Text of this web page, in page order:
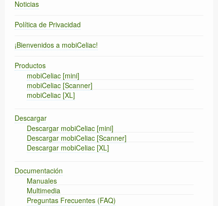
Noticias
Política de Privacidad
¡Bienvenidos a mobiCeliac!
Productos
mobiCeliac [mini]
mobiCeliac [Scanner]
mobiCeliac [XL]
Descargar
Descargar mobiCeliac [mini]
Descargar mobiCeliac [Scanner]
Descargar mobiCeliac [XL]
Documentación
Manuales
Multimedia
Preguntas Frecuentes (FAQ)